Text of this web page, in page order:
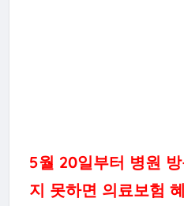
5월 20일부터 병원
지 못하면 의료보험